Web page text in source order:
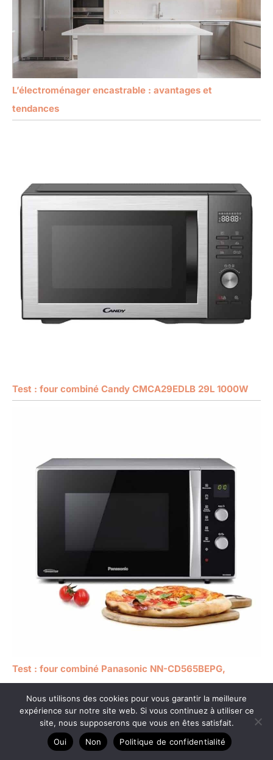
L’électroménager encastrable : avantages et
tendances
Test : four combiné Candy CMCA29EDLB 29L 1000W
Test : four combiné Panasonic NN-CD565BEPG,
Copyright © 2026 Cuisine équipée pour tous
Nous utilisons des cookies pour vous garantir la meilleure
expérience sur notre site web. Si vous continuez à utiliser ce
site, nous supposerons que vous en êtes satisfait.
Oui
Non Politique de confidentialité